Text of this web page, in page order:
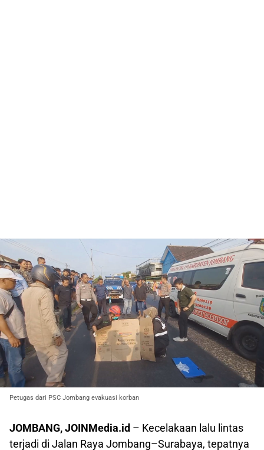
Petugas dari PSC Jombang evakuasi korban
JOMBANG, JOINMedia.id – Kecelakaan lalu lintas
terjadi di Jalan Raya Jombang–Surabaya, tepatnya